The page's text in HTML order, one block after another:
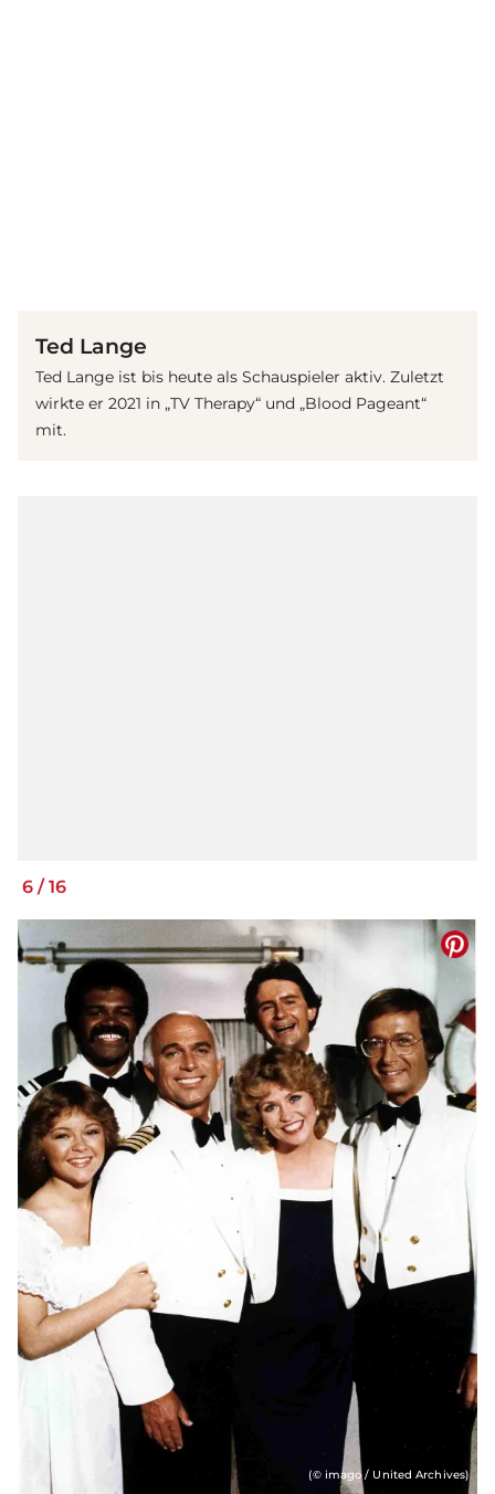
Ted Lange
Ted Lange ist bis heute als Schauspieler aktiv. Zuletzt
wirkte er 2021 in „TV Therapy“ und „Blood Pageant“
mit.
6 /16
(© imago / United Archives)